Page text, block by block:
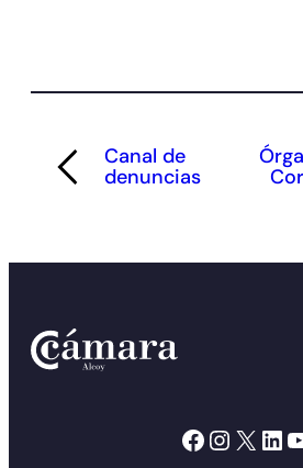
Canal de
denuncias
Facebook Instagram X LinkedIn YouTube